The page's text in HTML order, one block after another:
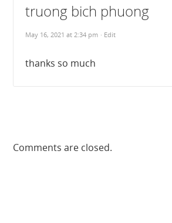
truong bich phuong
May 16, 2021 at 2:34 pm · Edit
thanks so much
Comments are closed.